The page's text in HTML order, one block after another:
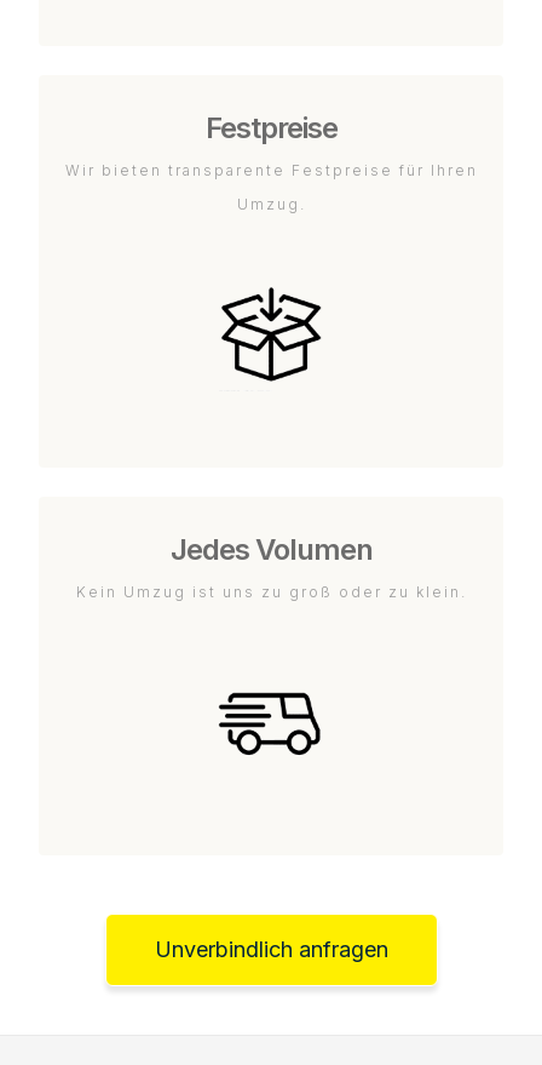
Festpreise
Wir bieten transparente Festpreise für Ihren
Umzug.
Jedes Volumen
Kein Umzug ist uns zu groß oder zu klein.
Unverbindlich anfragen